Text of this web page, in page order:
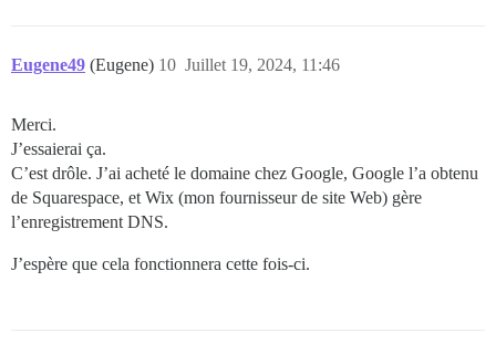
Eugene49 (Eugene) Juillet 19, 2024, 11:46
10
Merci.
J’essaierai ça.
C’est drôle. J’ai acheté le domaine chez Google, Google l’a obtenu
de Squarespace, et Wix (mon fournisseur de site Web) gère
l’enregistrement DNS.
J’espère que cela fonctionnera cette fois-ci.